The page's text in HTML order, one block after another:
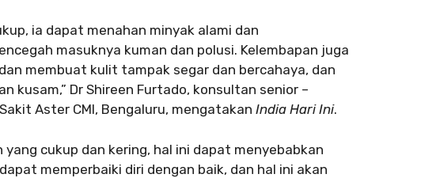
ia dapat menahan minyak alami dan
masuknya kuman dan polusi. Kelembapan juga
membuat kulit tampak segar dan bercahaya, dan
kusam,” Dr Shireen Furtado, konsultan senior –
Aster CMI, Bengaluru, mengatakan India Hari Ini.
cukup dan kering, hal ini dapat menyebabkan
memperbaiki diri dengan baik, dan hal ini akan